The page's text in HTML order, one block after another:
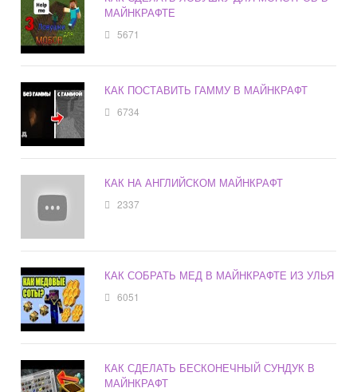
МАЙНКРАФТЕ
5671
КАК ПОСТАВИТЬ ГАММУ В МАЙНКРАФТ
6734
КАК НА АНГЛИЙСКОМ МАЙНКРАФТ
2337
КАК СОБРАТЬ МЕД В МАЙНКРАФТЕ ИЗ УЛЬЯ
6051
КАК СДЕЛАТЬ БЕСКОНЕЧНЫЙ СУНДУК В
МАЙНКРАФТ